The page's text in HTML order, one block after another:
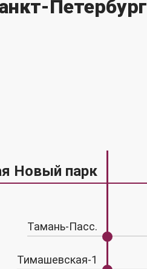
Петербург
Новый парк
Тамань-Пасс.
Тимашевская-1